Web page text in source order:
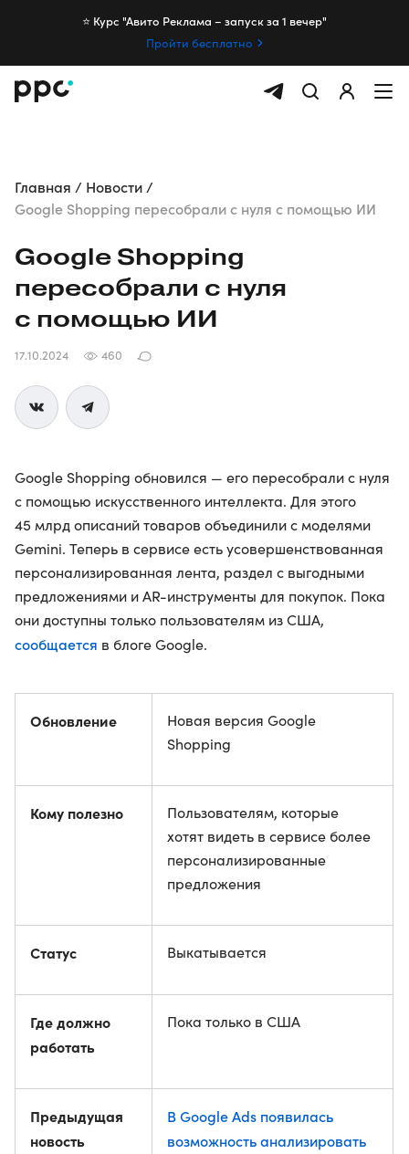
⭐️ Курс "Авито Реклама – запуск за 1 вечер"
Пройти бесплатно
Главная
Новости
Google Shopping пересобрали с нуля с помощью ИИ
Google Shopping
пересобрали с нуля
с помощью ИИ
17.10.2024 460
Google Shopping обновился — его пересобрали с нуля
с помощью искусственного интеллекта. Для этого
45 млрд описаний товаров объединили с моделями
Gemini. Теперь в сервисе есть усовершенствованная
персонализированная лента, раздел с выгодными
предложениями и AR-инструменты для покупок. Пока
они доступны только пользователям из США,
сообщается в блоге Google.
Обновление
Новая версия Google
Shopping
Кому полезно
Пользователям, которые
хотят видеть в сервисе более
персонализированные
предложения
Статус Выкатывается
Где должно
работать
Пока только в США
Предыдущая
новость
В Google Ads появилась
возможность анализировать